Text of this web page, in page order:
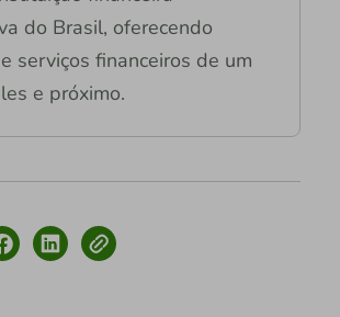
do Brasil, oferecendo
serviços financeiros de um
e próximo.